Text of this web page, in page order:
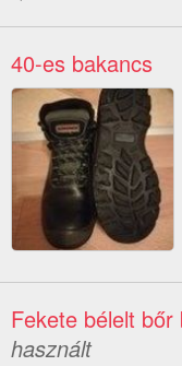
40-es bakancs
Fekete bélelt
használt